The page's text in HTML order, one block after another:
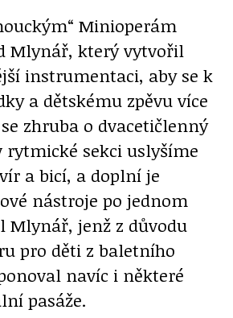
Minioperám
Mlynář, který vytvořil
instrumentaci, aby se k
a dětskému zpěvu více
zhruba o dvacetičlenný
rytmické sekci uslyšíme
a bicí, a doplní je
nástroje po jednom
Mlynář, jenž z důvodu
pro děti z baletního
navíc i některé
pasáže.